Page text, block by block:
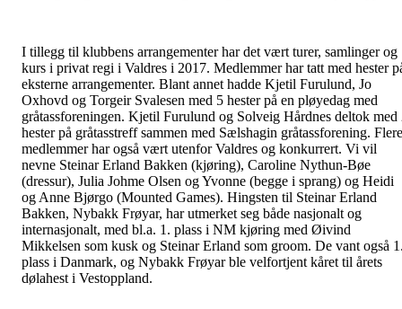
I tillegg til klubbens arrangementer har det vært turer, samlinger og
kurs i privat regi i Valdres i 2017. Medlemmer har tatt med hester
eksterne arrangementer. Blant annet hadde Kjetil Furulund, Jo
Oxhovd og Torgeir Svalesen med 5 hester på en pløyedag med
gråtassforeningen. Kjetil Furulund og Solveig Hårdnes deltok med
hester på gråtasstreff sammen med Sælshagin gråtassforening. Flere
medlemmer har også vært utenfor Valdres og konkurrert. Vi vil
nevne Steinar Erland Bakken (kjøring), Caroline Nythun-Bøe
(dressur), Julia Johme Olsen og Yvonne (begge i sprang) og Heidi
og Anne Bjørgo (Mounted Games). Hingsten til Steinar Erland
Bakken, Nybakk Frøyar, har utmerket seg både nasjonalt og
internasjonalt, med bl.a. 1. plass i NM kjøring med Øivind
Mikkelsen som kusk og Steinar Erland som groom. De vant også
plass i Danmark, og Nybakk Frøyar ble velfortjent kåret til årets
dølahest i Vestoppland.